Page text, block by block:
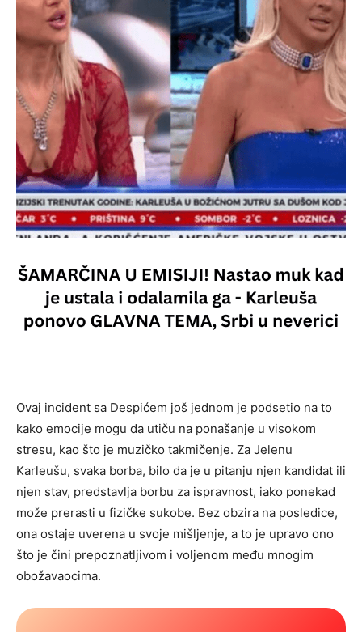
Ovaj incident sa Despićem još jednom je podsetio na to
kako emocije mogu da utiču na ponašanje u visokom
stresu, kao što je muzičko takmičenje. Za Jelenu
Karleušu, svaka borba, bilo da je u pitanju njen kandidat ili
njen stav, predstavlja borbu za ispravnost, iako ponekad
može prerasti u fizičke sukobe. Bez obzira na posledice,
ona ostaje uverena u svoje mišljenje, a to je upravo ono
što je čini prepoznatljivom i voljenom među mnogim
obožavaocima.